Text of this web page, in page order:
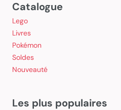
Catalogue
Lego
Livres
Pokémon
Soldes
Nouveauté
Les plus populaires